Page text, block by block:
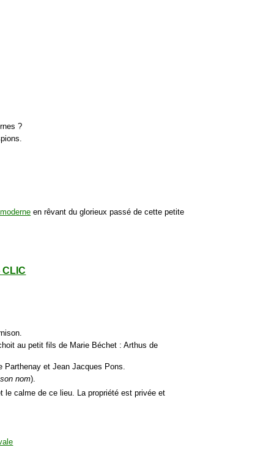
?
en rêvant du glorieux passé de cette petite
au petit fils de Marie Béchet : Arthus de
et Jean Jacques Pons.
nom).
le calme de ce lieu. La propriété est privée et